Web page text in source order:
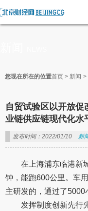
您现在所在的位置首页 > 新闻 >
自贸试验区以开放
业链供应链现代化水
发布时间：2022/01/10 新
在上海浦东临港新
钟，能跑600公里。车
主研发的，通过了5000
发挥制度创新先行